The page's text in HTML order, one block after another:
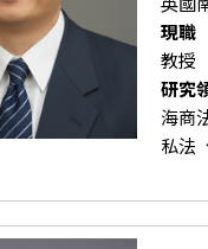
現職
教授
研究
海商
私法